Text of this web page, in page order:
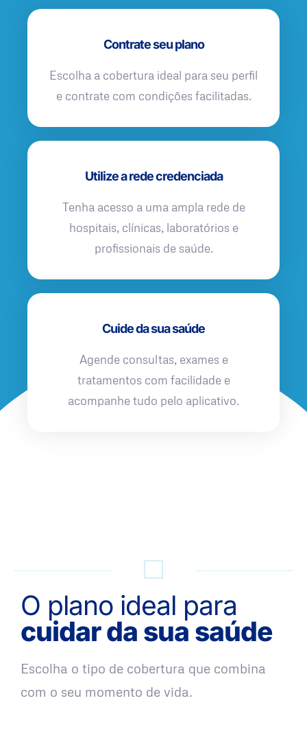
Contrate seu plano
Escolha a cobertura ideal para seu perfil
e contrate com condições facilitadas.
Utilize a rede credenciada
Tenha acesso a uma ampla rede de
hospitais, clínicas, laboratórios e
profissionais de saúde.
Cuide da sua saúde
Agende consultas, exames e
tratamentos com facilidade e
acompanhe tudo pelo aplicativo.
O plano ideal para
cuidar da sua saúde
Escolha o tipo de cobertura que combina
com o seu momento de vida.